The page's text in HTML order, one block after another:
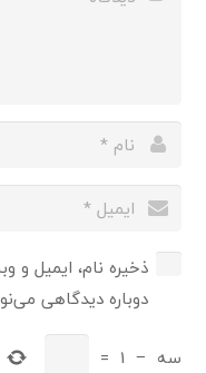
ذخیره نام، ایمیل و
دوباره دیدگاهی
سه −
1
=